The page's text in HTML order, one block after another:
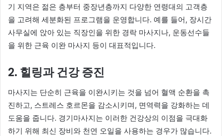
기 지역은 젊은 층부터 중장년층까지 다양한 연령대의 고객층
을 고려해 세분화된 프로그램을 운영합니다. 예를 들어, 장시간
사무실에 앉아 있는 직장인을 위한 경락 마사지나, 운동선수들
을 위한 근육 이완 마사지 등이 대표적입니다.
2. 힐링과 건강 증진
마사지는 단순히 근육을 이완시키는 것을 넘어 혈액 순환을 촉
진하고, 스트레스 호르몬을 감소시키며, 면역력을 강화하는 데
도움을 줍니다. 경기마사지는 이러한 건강상의 이점을 극대화
하기 위해 최신 장비와 천연 오일을 사용하는 경우가 많습니다.